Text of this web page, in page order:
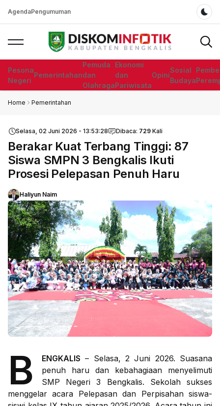
AgendaPengumuman
Pesona
Negeri
Pemerintahan
Pemuda
dan
Olahraga
Ekonomi
dan
Pariwisata
Opini
Sosial
Budaya
Home Pemerintahan
Selasa, 02 Juni 2026 - 13:53:28 Dibaca: 729 Kali
Berakar Kuat Terbang Tinggi: 87
Siswa SMPN 3 Bengkalis Ikuti
Prosesi Pelepasan Penuh Haru
Haliyun Naim
B ENGKALIS – Selasa, 2 Juni 2026. Suasana
penuh haru dan kebahagiaan menyelimuti
SMP Negeri 3 Bengkalis. Sekolah sukses
menggelar acara Pelepasan dan Perpisahan siswa-